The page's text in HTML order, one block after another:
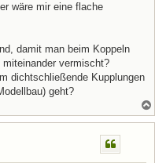
wäre mir eine flache
damit man beim Koppeln
vermischt?
dichtschließende Kupplungen
geht?